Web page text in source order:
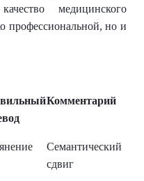
медицинского
профессиональной, но и
Комментарий
Семантический
сдвиг